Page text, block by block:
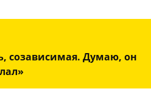
созависимая. Думаю, он